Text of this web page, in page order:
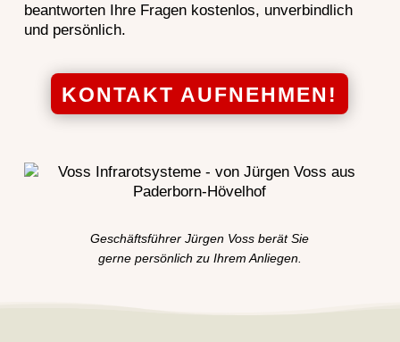
Geschäftsführer Jürgen Voss berät Sie
gerne persönlich zu Ihrem Anliegen.
beantworten Ihre Fragen kostenlos, unverbindlich
und persönlich.
KONTAKT AUFNEHMEN!